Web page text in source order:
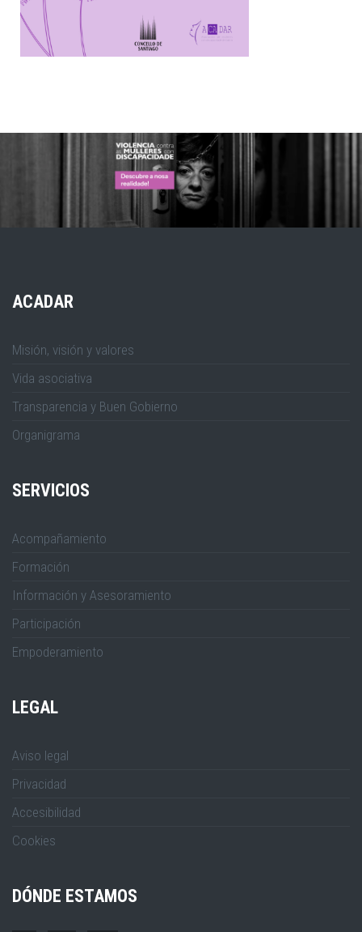
ACADAR
Misión, visión y valores
Vida asociativa
Transparencia y Buen Gobierno
Organigrama
SERVICIOS
Acompañamiento
Formación
Información y Asesoramiento
Participación
Empoderamiento
LEGAL
Aviso legal
Privacidad
Accesibilidad
Cookies
DÓNDE ESTAMOS